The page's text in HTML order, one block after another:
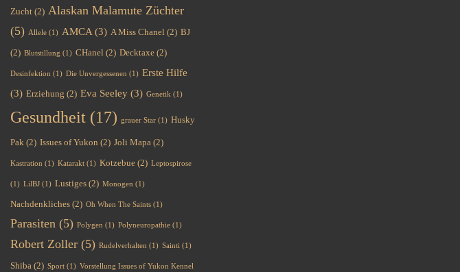
Zucht (2) Alaskan Malamute Züchter
(5) Allele (1) AMCA (3) A Miss Chanel (2) BJ
(2) Blutstillung (1) CHanel (2) Decktaxe (2)
Desinfektion (1) Die Unvergessenen (1) Erste Hilfe
(3) Erziehung (2) Eva Seeley (3) Genetik (1)
Gesundheit (17) grauer Star (1) Husky
Pak (2) Issues of Yukon (2) Joli Mapa (2)
Kastration (1) Katarakt (1) Kotzebue (2) Leptospirose
(1) LilBJ (1) Lustiges (2) Monogen (1)
Nachdenkliches (2) Oh When The Saints (1)
Parasiten (5) Polygen (1) Polyneuropathie (1)
Robert Zoller (5) Rudelverhalten (1) Sainti (1)
Shiba (2) Sport (1) Vorstellung Issues of Yukon Kennel